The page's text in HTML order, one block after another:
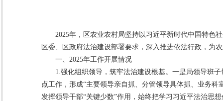
2025年，区农业农村局坚持以习近平新时代中国特色
区委、区政府法治建设部署要求，深入推进依法行政，为
一、2025年工作开展情况
1.强化组织领导，筑牢法治建设根基。一是局领导班
点工作，形成“主要领导亲自抓、分管领导具体抓、业务
发挥领导干部“关键少数”作用，始终把学习习近平法治思